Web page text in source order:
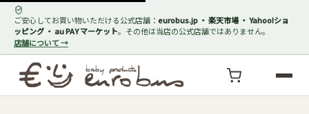
ご安心してお買い物いただける公式店舗： eurobus.jp ・ 楽天市場 ・ Yahoo!ショ
ッピング ・ au PAY マーケット。その他は当店の公式店舗ではありません。
店舗について →